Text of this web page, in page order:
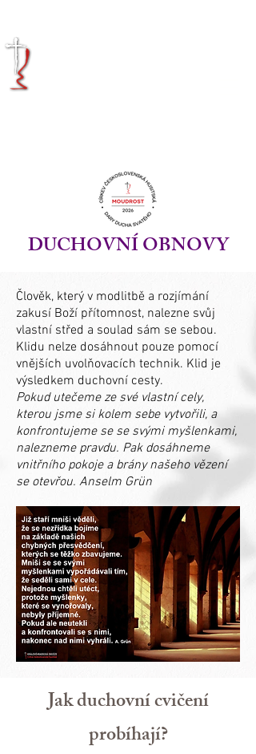
DUCHOVNÍ OBNOVY
Člověk, který v modlitbě a rozjímání
zakusí Boží přítomnost, nalezne svůj
vlastní střed a soulad sám se sebou.
Klidu nelze dosáhnout pouze pomocí
vnějších uvolňovacích technik. Klid je
výsledkem duchovní cesty.
Pokud utečeme ze své vlastní cely,
kterou jsme si kolem sebe vytvořili, a
konfrontujeme se se svými myšlenkami,
nalezneme pravdu. Pak dosáhneme
vnitřního pokoje a brány našeho vězení
se otevřou. Anselm Grün
Jak duchovní cvičení
probíhají?